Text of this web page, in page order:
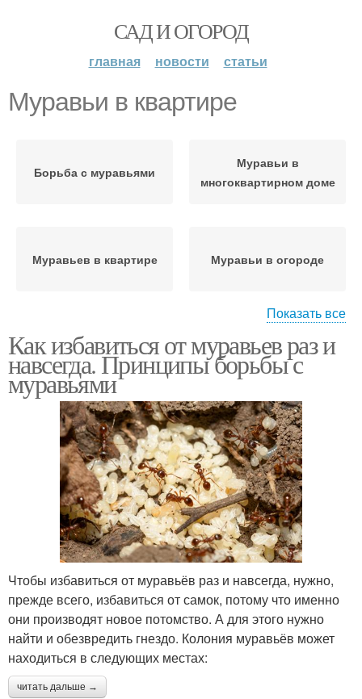
САД И ОГОРОД
главная новости статьи
Муравьи в квартире
Борьба с муравьями
Муравьи в
многоквартирном доме
Муравьев в квартире Муравьи в огороде
Мелкие муравьи Муравьи в доме
Показать все
Как избавиться от муравьев раз и
навсегда. Принципы борьбы с
муравьями
Чтобы избавиться от муравьёв раз и навсегда, нужно,
прежде всего, избавиться от самок, потому что именно
они производят новое потомство. А для этого нужно
найти и обезвредить гнездо. Колония муравьёв может
находиться в следующих местах:
читать дальше →